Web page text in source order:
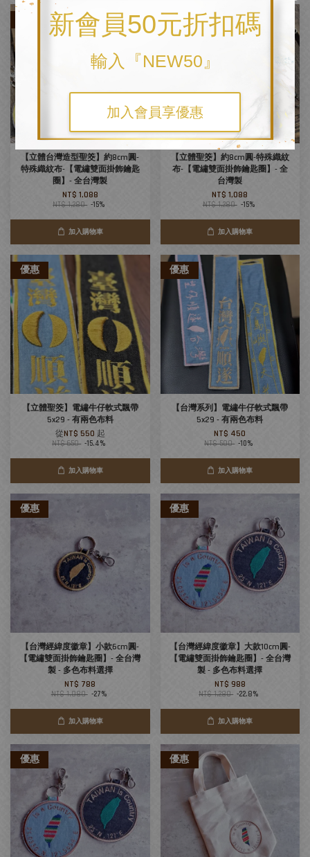
新會員50元折扣碼
輸入『NEW50』
加入會員享優惠
【立體台灣造型聖筊】約8cm圓-
特殊織紋布-【電繡雙面掛飾鑰匙
圈】- 全台灣製
NT$ 1,088
NT$ 1,280 -15%
加入購物車
優惠
【立體聖筊】約8cm圓-特殊織紋
布-【電繡雙面掛飾鑰匙圈】- 全
台灣製
NT$ 1,088
NT$ 1,280 -15%
加入購物車
優惠
【立體聖筊】電繡牛仔軟式飄帶
5x29 - 有兩色布料
從NT$ 550 起
NT$ 650 -15.4%
加入購物車
優惠
【台灣系列】電繡牛仔軟式飄帶
5x29 - 有兩色布料
NT$ 450
NT$ 500 -10%
加入購物車
優惠
【台灣經緯度徽章】小款6cm圓-
【電繡雙面掛飾鑰匙圈】- 全台灣
製 - 多色布料選擇
NT$ 788
NT$ 1,080 -27%
加入購物車
優惠
【台灣經緯度徽章】大款10cm圓-
【電繡雙面掛飾鑰匙圈】- 全台灣
製 - 多色布料選擇
NT$ 988
NT$ 1,280 -22.8%
加入購物車
優惠 優惠